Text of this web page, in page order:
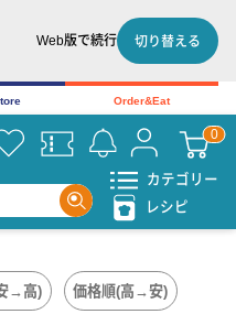
Web版で続行 切り替える
Order&Eat
カテゴリー
レシピ
→高) 価格順(高→安)